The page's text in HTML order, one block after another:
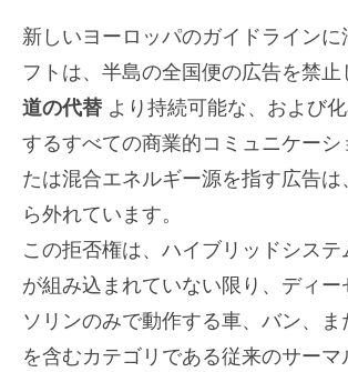
新しいヨーロッパのガイドラインに
フトは、半島の全国便の広告を禁止
道の代替 より持続可能な、および
するすべての商業的コミュニケーシ
たは混合エネルギー源を指す広告
ら外れています。
この拒否権は、ハイブリッドシス
が組み込まれていない限り、ディ
ソリンのみで動作する車、バン、ま
を含むカテゴリである従来のサーマ